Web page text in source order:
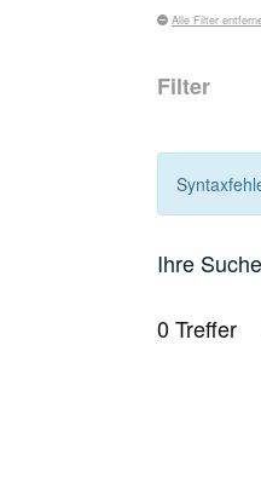
Alle Filter
Filter
Ihre
0Treffer